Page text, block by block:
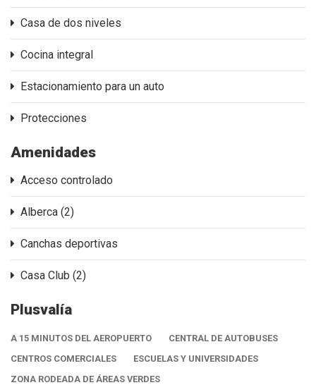
Casa de dos niveles
Cocina integral
Estacionamiento para un auto
Protecciones
Amenidades
Acceso controlado
Alberca (2)
Canchas deportivas
Casa Club (2)
Plusvalía
A 15 MINUTOS DEL AEROPUERTO
CENTRAL DE AUTOBUSES
CENTROS COMERCIALES
ESCUELAS Y UNIVERSIDADES
ZONA RODEADA DE ÁREAS VERDES